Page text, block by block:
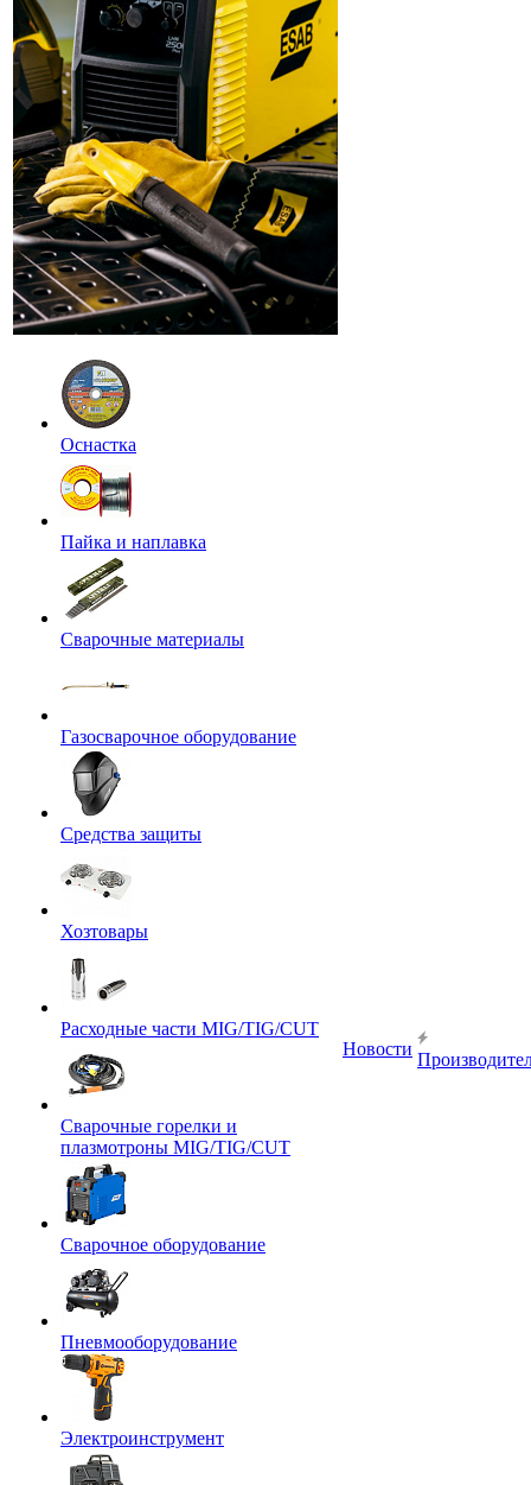
Оснастка
Пайка и наплавка
Сварочные материалы
Газосварочное оборудование
Средства защиты
Хозтовары
Расходные части MIG/TIG/CUT
Сварочные горелки и
плазмотроны MIG/TIG/CUT
Сварочное оборудование
Пневмооборудование
Электроинструмент
Новости